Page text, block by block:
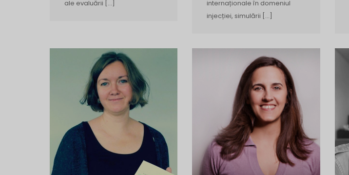
ale evaluării […]
internaționale în domeniul
injecției, simulării […]